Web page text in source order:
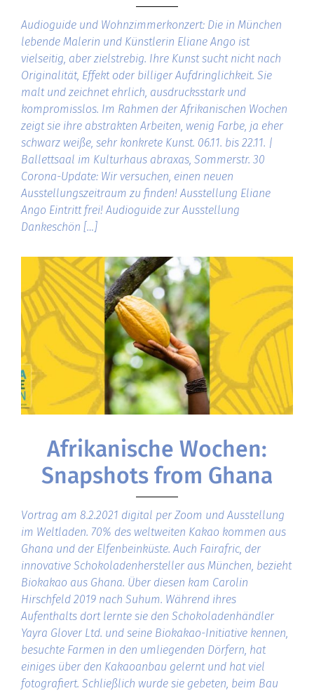
Audioguide und Wohnzimmerkonzert: Die in München
lebende Malerin und Künstlerin Eliane Ango ist
vielseitig, aber zielstrebig. Ihre Kunst sucht nicht nach
Originalität, Effekt oder billiger Aufdringlichkeit. Sie
malt und zeichnet ehrlich, ausdrucksstark und
kompromisslos. Im Rahmen der Afrikanischen Wochen
zeigt sie ihre abstrakten Arbeiten, wenig Farbe, ja eher
schwarz weiße, sehr konkrete Kunst. 06.11. bis 22.11. |
Ballettsaal im Kulturhaus abraxas, Sommerstr. 30
Corona-Update: Wir versuchen, einen neuen
Ausstellungszeitraum zu finden! Ausstellung Eliane
Ango Eintritt frei! Audioguide zur Ausstellung
Dankeschön […]
Afrikanische Wochen:
Snapshots from Ghana
Vortrag am 8.2.2021 digital per Zoom und Ausstellung
im Weltladen. 70% des weltweiten Kakao kommen aus
Ghana und der Elfenbeinküste. Auch Fairafric, der
innovative Schokoladenhersteller aus München, bezieht
Biokakao aus Ghana. Über diesen kam Carolin
Hirschfeld 2019 nach Suhum. Während ihres
Aufenthalts dort lernte sie den Schokoladenhändler
Yayra Glover Ltd. und seine Biokakao-Initiative kennen,
besuchte Farmen in den umliegenden Dörfern, hat
einiges über den Kakaoanbau gelernt und hat viel
fotografiert. Schließlich wurde sie gebeten, beim Bau